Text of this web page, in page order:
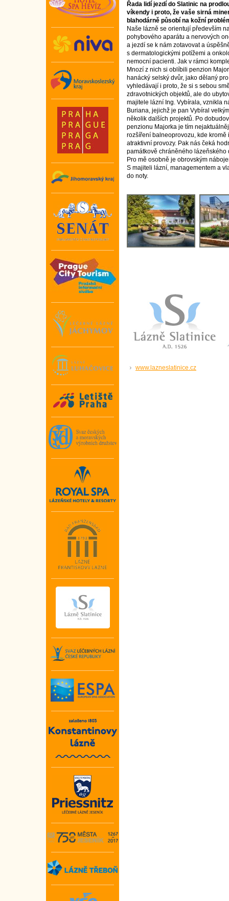
Řada lidí jezdí do Slatinic na
víkendy i proto, že vaše sirná
blahodárně působí na kožní
Naše lázně se orientují především
pohybového aparátu a nervových
a jezdí se k nám zotavovat a
s dermatologickými potížemi a
nemocní pacienti. Jak v rámci
Mnozí z nich si oblíbili penzion
hanácký selský dvůr, jako dělaný
vyhledávají i proto, že si s sebou
zdravotnických objektů, ale do
majitele lázní Ing. Vybírala, vznikla
Buriana, jejichž je pan Vybíral
několik dalších projektů. Po
penzionu Majorka je tím
rozšíření balneoprovozu, kde
atraktivní provozy. Pak nás čeká
památkově chráněného lázeňského
Pro mě osobně je obrovským
S majiteli lázní, managementem a
do noty.
www.lazneslatinice.cz